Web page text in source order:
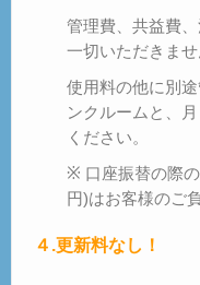
管理費、共益費
一切いただきませ
使用料の他に別
ンクルームと、
ください。
※ 口座振替の際
円)はお客様のご
４.更新料なし！